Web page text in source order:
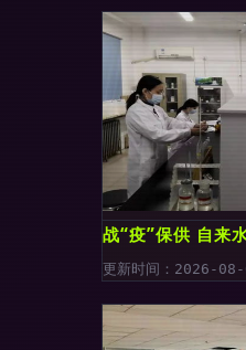
战“疫”保供 自来
更新时间：2026-